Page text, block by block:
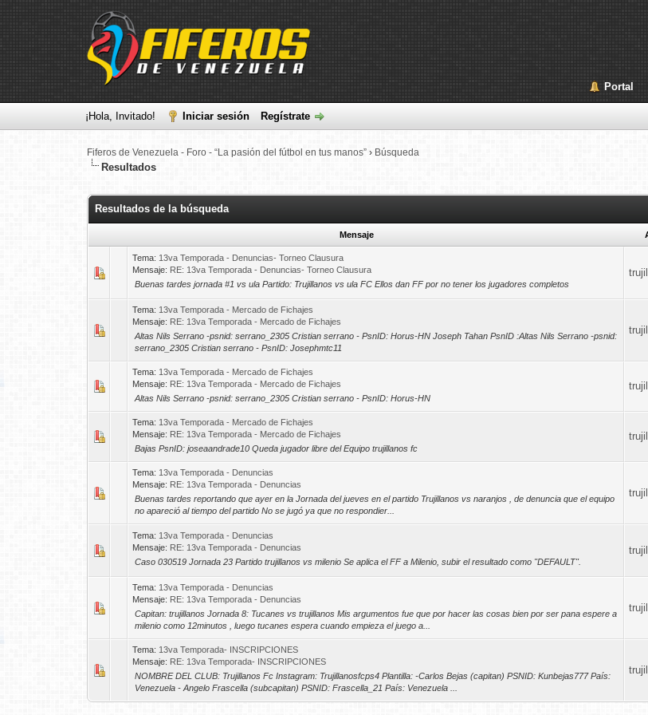
Portal
¡Hola, Invitado! Iniciar sesión Regístrate
Fiferos de Venezuela - Foro - “La pasión del fútbol en tus manos” › Búsqueda
Resultados
Resultados de la búsqueda
Mensaje
Tema: 13va Temporada - Denuncias- Torneo Clausura
Mensaje: RE: 13va Temporada - Denuncias- Torneo Clausura
Buenas tardes jornada #1 vs ula Partido: Trujillanos vs ula FC Ellos dan FF por no tener los jugadores completos
Tema: 13va Temporada - Mercado de Fichajes
Mensaje: RE: 13va Temporada - Mercado de Fichajes
Altas Nils Serrano -psnid: serrano_2305 Cristian serrano - PsnID: Horus-HN Joseph Tahan PsnID :Altas Nils Serrano -psnid:
serrano_2305 Cristian serrano - PsnID: Josephmtc11
Tema: 13va Temporada - Mercado de Fichajes
Mensaje: RE: 13va Temporada - Mercado de Fichajes
Altas Nils Serrano -psnid: serrano_2305 Cristian serrano - PsnID: Horus-HN
Tema: 13va Temporada - Mercado de Fichajes
Mensaje: RE: 13va Temporada - Mercado de Fichajes
Bajas PsnID: joseaandrade10 Queda jugador libre del Equipo trujillanos fc
Tema: 13va Temporada - Denuncias
Mensaje: RE: 13va Temporada - Denuncias
Buenas tardes reportando que ayer en la Jornada del jueves en el partido Trujillanos vs naranjos , de denuncia que el equipo
no apareció al tiempo del partido No se jugó ya que no respondier...
Tema: 13va Temporada - Denuncias
Mensaje: RE: 13va Temporada - Denuncias
Caso 030519 Jornada 23 Partido trujillanos vs milenio Se aplica el FF a Milenio, subir el resultado como "DEFAULT".
Tema: 13va Temporada - Denuncias
Mensaje: RE: 13va Temporada - Denuncias
Capitan: trujillanos Jornada 8: Tucanes vs trujillanos Mis argumentos fue que por hacer las cosas bien por ser pana espere a
milenio como 12minutos , luego tucanes espera cuando empieza el juego a...
Tema: 13va Temporada- INSCRIPCIONES
Mensaje: RE: 13va Temporada- INSCRIPCIONES
NOMBRE DEL CLUB: Trujillanos Fc Instagram: Trujillanosfcps4 Plantilla: -Carlos Bejas (capitan) PSNID: Kunbejas777 País:
Venezuela - Angelo Frascella (subcapitan) PSNID: Frascella_21 País: Venezuela ...